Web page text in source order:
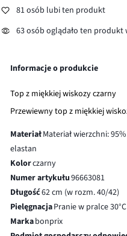
81 osób lubi ten produkt
63 osób oglądało ten produkt
Informacje o produkcie
Top z miękkiej wiskozy czarny
Przewiewny top z miękkiej
MateriałMateriał wierzchni:
elastan
Kolorczarny
Numer artykułu96663081
Długość62 cm (w rozm. 40/42)
PielęgnacjaPranie w pralce 30°C
Markabonprix